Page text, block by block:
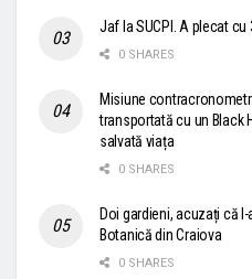
Jaf la SUCPI. A plecat
0 SHARES
Misiune
transportată cu un Black
salvată viața
0 SHARES
Doi gardieni, acuzați că
Botanică din Craiova
0 SHARES